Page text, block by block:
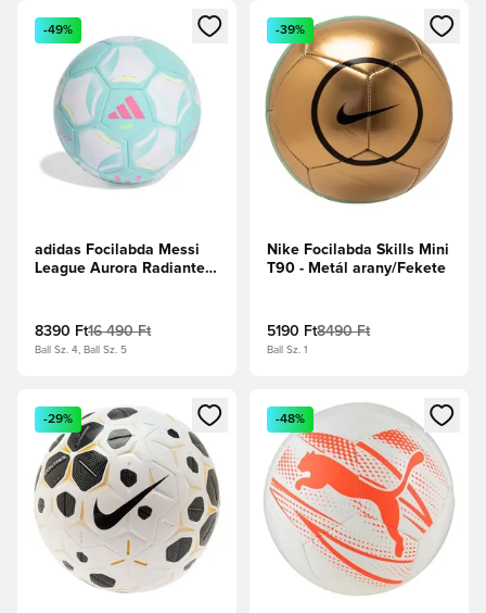
Megnyit egy modált a bejelentkezéshez vagy a tagként
-49%
adidas Focilabda Messi
League Aurora Radiante -
8390 Ft16 490 Ft
Ball Sz. 4, Ball Sz. 5
Megnyit egy modált a
-39%
Nike Focilabda Skills Mini
T90 - Metál arany/Fekete
5190 Ft8490 Ft
Ball Sz. 1
Megnyit egy modált a bejelentkezéshez vagy a tagként
-29%
Megnyit egy modált a
-48%